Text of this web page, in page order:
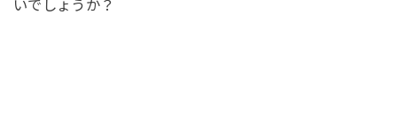
いでしょうか？